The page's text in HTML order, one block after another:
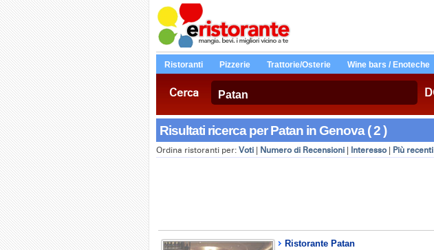
Ristoranti Pizzerie Trattorie/Osterie Wine bars / Enoteche
Cerca
Risultati ricerca per Patan in Genova ( 2 )
Ordina ristoranti per: Voti Numero di Recensioni Interesso Più recenti
Ristorante Patan